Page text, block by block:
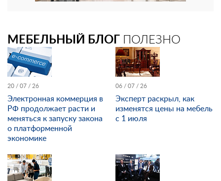
МЕБЕЛЬНЫЙ БЛОГ ПОЛЕЗНО
20 / 07 / 26
Электронная коммерция в
РФ продолжает расти и
меняться к запуску закона
о платформенной
экономике
06 / 07 / 26
Эксперт раскрыл, как
изменятся цены на мебель
с 1 июля